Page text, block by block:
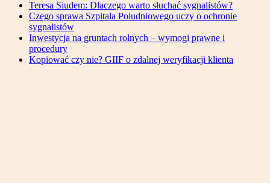
Teresa Siudem: Dlaczego warto słuchać sygnalistów?
Czego sprawa Szpitala Południowego uczy o ochronie
sygnalistów
Inwestycja na gruntach rolnych – wymogi prawne i
procedury
Kopiować czy nie? GIIF o zdalnej weryfikacji klienta